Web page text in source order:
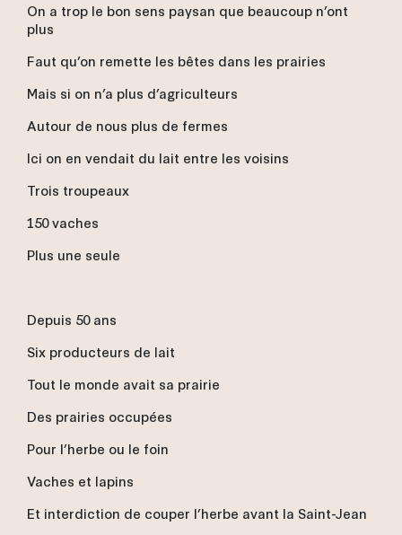
On a trop le bon sens paysan que beaucoup n’ont
plus
Faut qu’on remette les bêtes dans les prairies
Mais si on n’a plus d’agriculteurs
Autour de nous plus de fermes
Ici on en vendait du lait entre les voisins
Trois troupeaux
150 vaches
Plus une seule
Depuis 50 ans
Six producteurs de lait
Tout le monde avait sa prairie
Des prairies occupées
Pour l’herbe ou le foin
Vaches et lapins
Et interdiction de couper l’herbe avant la Saint-Jean